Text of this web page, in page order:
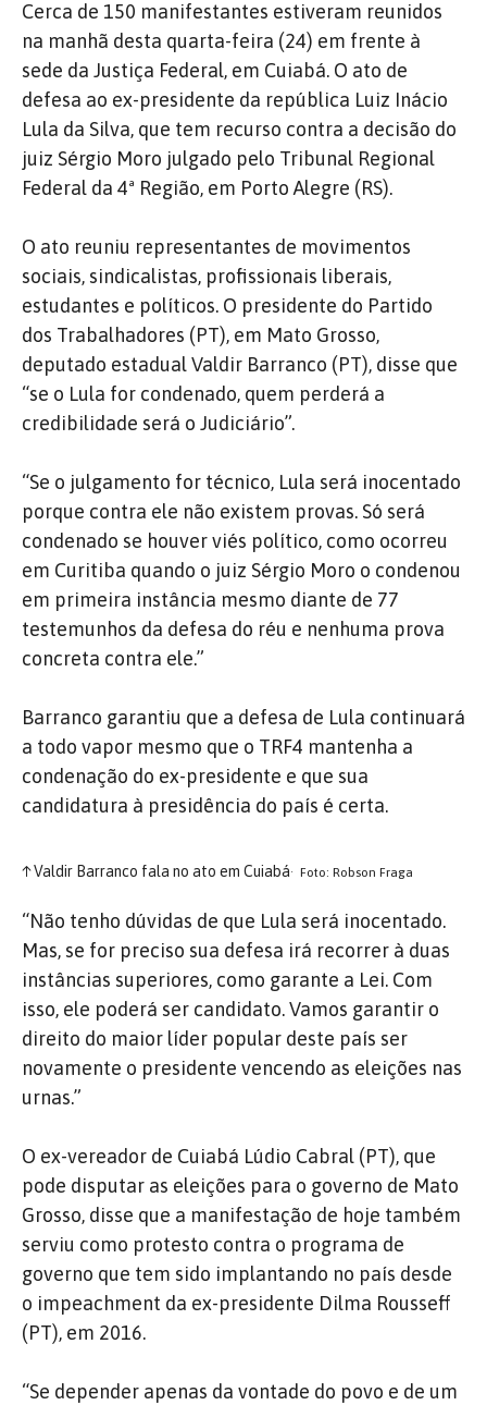
Cerca de 150 manifestantes estiveram reunidos
na manhã desta quarta-feira (24) em frente à
sede da Justiça Federal, em Cuiabá. O ato de
defesa ao ex-presidente da república Luiz Inácio
Lula da Silva, que tem recurso contra a decisão do
juiz Sérgio Moro julgado pelo Tribunal Regional
Federal da 4ª Região, em Porto Alegre (RS).
O ato reuniu representantes de movimentos
sociais, sindicalistas, profissionais liberais,
estudantes e políticos. O presidente do Partido
dos Trabalhadores (PT), em Mato Grosso,
deputado estadual Valdir Barranco (PT), disse que
“se o Lula for condenado, quem perderá a
credibilidade será o Judiciário”.
“Se o julgamento for técnico, Lula será inocentado
porque contra ele não existem provas. Só será
condenado se houver viés político, como ocorreu
em Curitiba quando o juiz Sérgio Moro o condenou
em primeira instância mesmo diante de 77
testemunhos da defesa do réu e nenhuma prova
concreta contra ele.”
Barranco garantiu que a defesa de Lula continuará
a todo vapor mesmo que o TRF4 mantenha a
condenação do ex-presidente e que sua
candidatura à presidência do país é certa.
↑Valdir Barranco fala no ato em Cuiabá Foto: Robson Fraga
“Não tenho dúvidas de que Lula será inocentado.
Mas, se for preciso sua defesa irá recorrer à duas
instâncias superiores, como garante a Lei. Com
isso, ele poderá ser candidato. Vamos garantir o
direito do maior líder popular deste país ser
novamente o presidente vencendo as eleições nas
urnas.”
O ex-vereador de Cuiabá Lúdio Cabral (PT), que
pode disputar as eleições para o governo de Mato
Grosso, disse que a manifestação de hoje também
serviu como protesto contra o programa de
governo que tem sido implantando no país desde
o impeachment da ex-presidente Dilma Rousseff
(PT), em 2016.
“Se depender apenas da vontade do povo e de um